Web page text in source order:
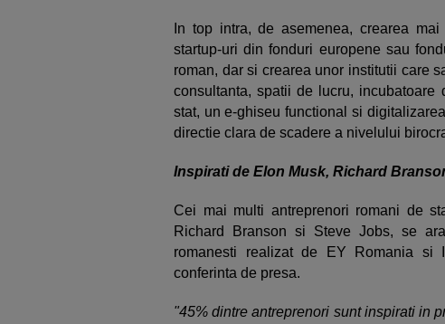
In top intra, de asemenea, crearea
startup-uri din fonduri europene sau
roman, dar si crearea unor institutii care
consultanta, spatii de lucru, incubatoare
stat, un e-ghiseu functional si
directie clara de scadere a nivelului
Inspirati de Elon Musk, Richard
Cei mai multi antreprenori romani de
Richard Branson si Steve Jobs, se
romanesti realizat de EY Romania si
conferinta de presa.
"45% dintre antreprenori sunt inspirati in